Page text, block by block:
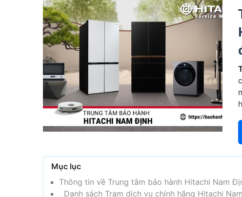
Mục lục
Thông tin về Trung tâm bảo hành Hitachi Nam
Danh sách Trạm dịch vụ chính hãng Hitachi